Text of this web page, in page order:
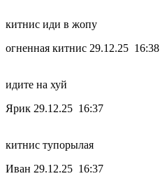
китнис иди в жопу
огненная китнис 29.12.25 16:38
идите на хуй
Ярик 29.12.25 16:37
китнис тупорылая
Иван 29.12.25 16:37